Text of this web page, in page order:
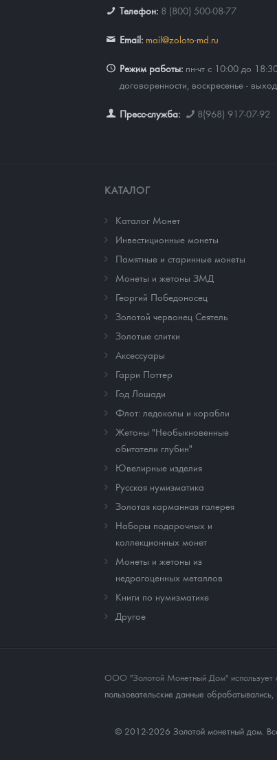
Телефон: 8 (800) 500-08-77
Email: mail@zoloto-md.ru
Режим работы: пн-чт с 10:00 до
договоренности, воскресенье -
Пресс-служба: 8(968) 917-07-92
КАТАЛОГ
Каталог Монет
Инвестиционные монеты
Памятные и старинные монеты
Монеты и жетоны ЗМД
Георгий Победоносец
Золотой червонец Сеятель
Золотые слитки
Аксессуары
Гарри Поттер
Год Лошади
Флот: ледоколы и корабли
Жетоны "Необыкновенные
обитатели глубин"
Ювелирные изделия
Русская нумизматика
Золотая карманная галерея
Наборы подарочных и
коллекционных монет
Монеты и жетоны из
недрагоценных металлов
Книги по нумизматике
Другое
ООО "Золотой Монетный Дом" использует
пользовательские данные
© 2012-2026 Золотой монетный дом.